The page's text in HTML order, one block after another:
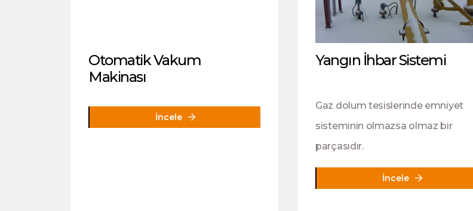
Otomatik Vakum
Makinası
İncele
Yangın İhbar Sistemi
Gaz dolum tesislerinde emniyet
sisteminin olmazsa olmaz bir
parçasıdır.
İncele